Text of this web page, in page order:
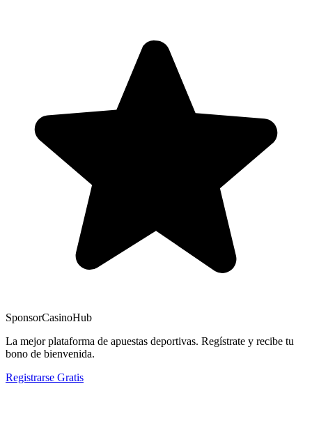
SponsorCasinoHub
La mejor plataforma de apuestas deportivas. Regístrate y recibe tu
bono de bienvenida.
Registrarse Gratis